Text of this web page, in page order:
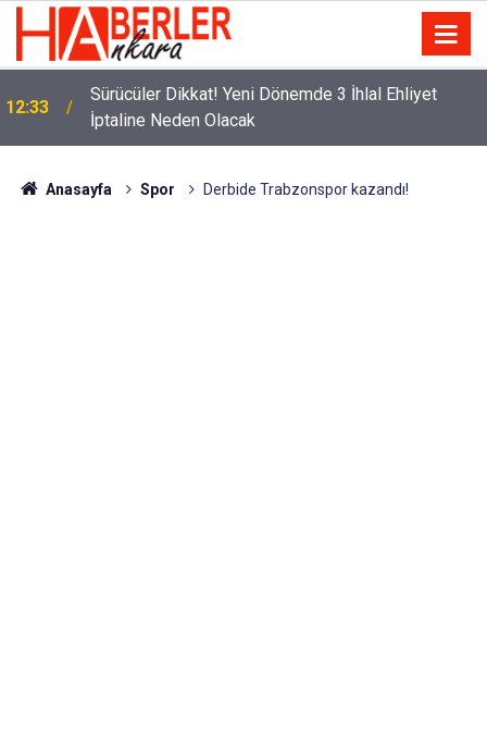
12:33
Sürücüler Dikkat! Yeni Dönemde 3 İhlal Ehliyet
İptaline Neden Olacak
Anasayfa Spor Derbide Trabzonspor kazandı!